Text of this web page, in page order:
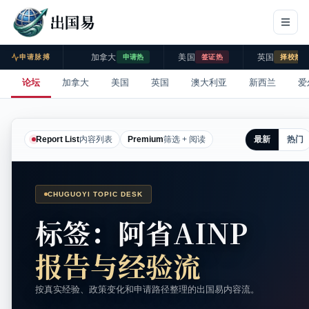
出国易
申请脉搏 加拿大 申请热 美国 签证热 英国 择校热
论坛 加拿大 美国 英国 澳大利亚 新西兰 爱
Report List内容列表 Premium筛选 + 阅读 最新 热门
CHUGUOYI TOPIC DESK
标签：阿省AINP
报告与经验流
按真实经验、政策变化和申请路径整理的出国易内容流。